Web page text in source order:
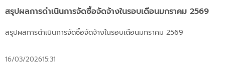
สรุปผลการดำเนินการจัดซื้อจัดจ้างในรอบเดือนมกราคม 2569
สรุปผลการดำเนินการจัดซื้อจัดจ้างในรอบเดือนมกราคม 2569
16/03/202615:31